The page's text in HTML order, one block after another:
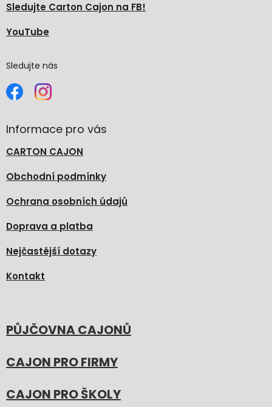
Sledujte Carton Cajon na FB!
YouTube
Sledujte nás
Informace pro vás
CARTON CAJON
Obchodní podmínky
Ochrana osobních údajů
Doprava a platba
Nejčastější dotazy
Kontakt
PŮJČOVNA CAJONŮ
CAJON PRO FIRMY
CAJON PRO ŠKOLY